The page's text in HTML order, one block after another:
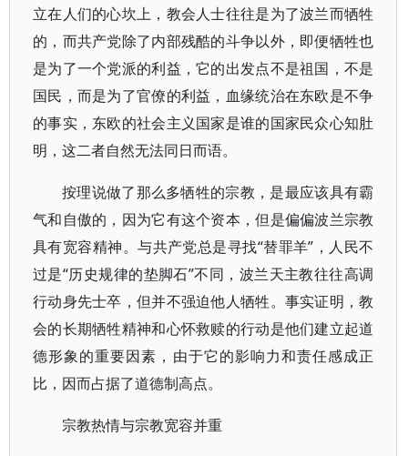
立在人们的心坎上，教会人士往往是为了波兰而牺牲
的，而共产党除了内部残酷的斗争以外，即便牺牲也
是为了一个党派的利益，它的出发点不是祖国，不是
国民，而是为了官僚的利益，血缘统治在东欧是不争
的事实，东欧的社会主义国家是谁的国家民众心知肚
明，这二者自然无法同日而语。
按理说做了那么多牺牲的宗教，是最应该具有霸
气和自傲的，因为它有这个资本，但是偏偏波兰宗教
具有宽容精神。与共产党总是寻找“替罪羊”，人民不
过是“历史规律的垫脚石”不同，波兰天主教往往高调
行动身先士卒，但并不强迫他人牺牲。事实证明，教
会的长期牺牲精神和心怀救赎的行动是他们建立起道
德形象的重要因素，由于它的影响力和责任感成正
比，因而占据了道德制高点。
宗教热情与宗教宽容并重